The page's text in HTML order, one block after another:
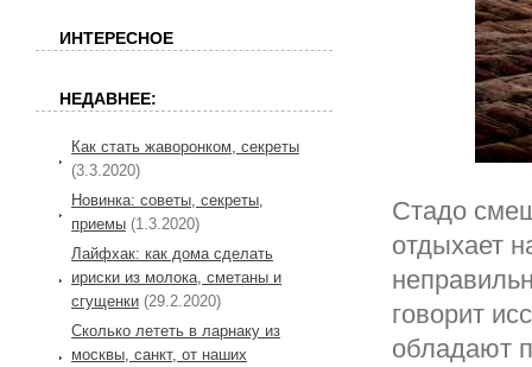
Стадо
отдыхает
говорит
обладают
ИНТЕРЕСНОЕ
НЕДАВНЕЕ:
Как стать жаворонком, секреты
(3.3.2020)
Новинка: советы, секреты,
приемы (1.3.2020)
Лайфхак: как дома сделать
ириски из молока, сметаны и
сгущенки (29.2.2020)
Сколько лететь в ларнаку из
москвы, санкт, от наших